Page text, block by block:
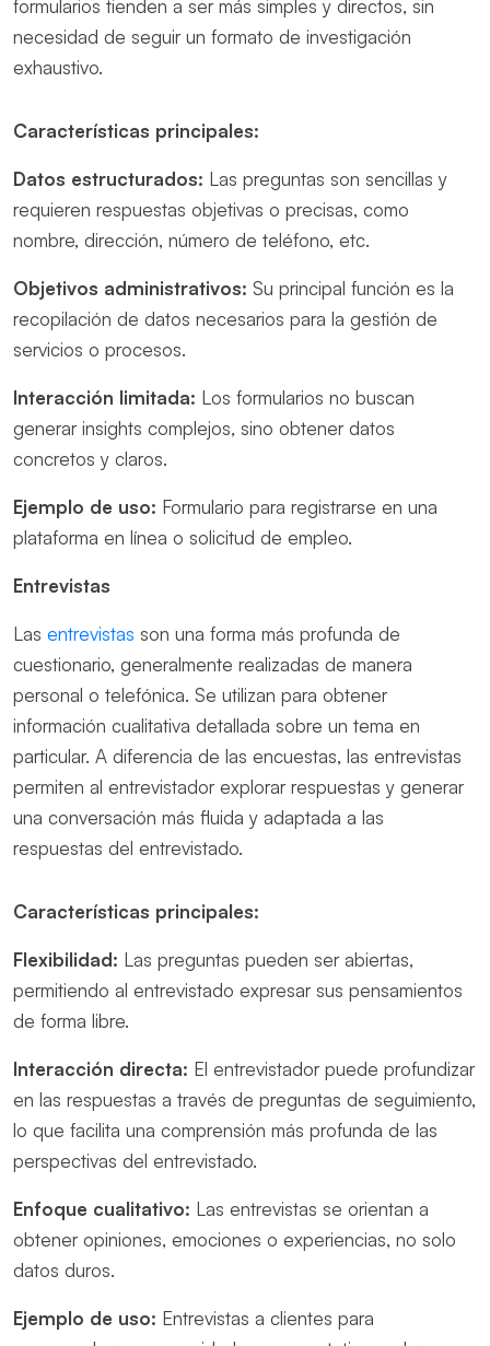
formularios tienden a ser más simples y directos, sin
necesidad de seguir un formato de investigación
exhaustivo.
Características principales:
Datos estructurados: Las preguntas son sencillas y
requieren respuestas objetivas o precisas, como
nombre, dirección, número de teléfono, etc.
Objetivos administrativos: Su principal función es la
recopilación de datos necesarios para la gestión de
servicios o procesos.
Interacción limitada: Los formularios no buscan
generar insights complejos, sino obtener datos
concretos y claros.
Ejemplo de uso: Formulario para registrarse en una
plataforma en línea o solicitud de empleo.
Entrevistas
Las entrevistas son una forma más profunda de
cuestionario, generalmente realizadas de manera
personal o telefónica. Se utilizan para obtener
información cualitativa detallada sobre un tema en
particular. A diferencia de las encuestas, las entrevistas
permiten al entrevistador explorar respuestas y generar
una conversación más fluida y adaptada a las
respuestas del entrevistado.
Características principales:
Flexibilidad: Las preguntas pueden ser abiertas,
permitiendo al entrevistado expresar sus pensamientos
de forma libre.
Interacción directa: El entrevistador puede profundizar
en las respuestas a través de preguntas de seguimiento,
lo que facilita una comprensión más profunda de las
perspectivas del entrevistado.
Enfoque cualitativo: Las entrevistas se orientan a
obtener opiniones, emociones o experiencias, no solo
datos duros.
Ejemplo de uso: Entrevistas a clientes para